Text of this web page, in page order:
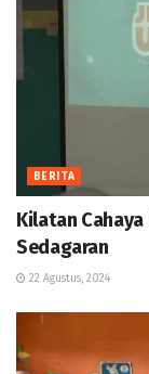
BERITA
Kilatan Cahaya
Sedagaran
22 Agustus, 2024